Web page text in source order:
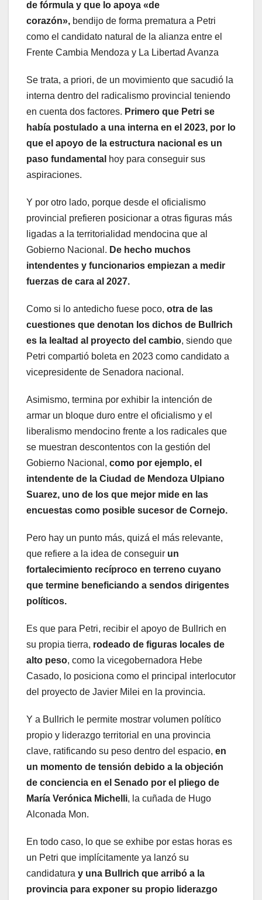
de fórmula y que lo apoya «de
corazón», bendijo de forma prematura a Petri
como el candidato natural de la alianza entre el
Frente Cambia Mendoza y La Libertad Avanza
Se trata, a priori, de un movimiento que sacudió la
interna dentro del radicalismo provincial teniendo
en cuenta dos factores. Primero que Petri se
había postulado a una interna en el 2023, por lo
que el apoyo de la estructura nacional es un
paso fundamental hoy para conseguir sus
aspiraciones.
Y por otro lado, porque desde el oficialismo
provincial prefieren posicionar a otras figuras más
ligadas a la territorialidad mendocina que al
Gobierno Nacional. De hecho muchos
intendentes y funcionarios empiezan a medir
fuerzas de cara al 2027.
Como si lo antedicho fuese poco, otra de las
cuestiones que denotan los dichos de Bullrich
es la lealtad al proyecto del cambio, siendo que
Petri compartió boleta en 2023 como candidato a
vicepresidente de Senadora nacional.
Asimismo, termina por exhibir la intención de
armar un bloque duro entre el oficialismo y el
liberalismo mendocino frente a los radicales que
se muestran descontentos con la gestión del
Gobierno Nacional, como por ejemplo, el
intendente de la Ciudad de Mendoza Ulpiano
Suarez, uno de los que mejor mide en las
encuestas como posible sucesor de Cornejo.
Pero hay un punto más, quizá el más relevante,
que refiere a la idea de conseguir un
fortalecimiento recíproco en terreno cuyano
que termine beneficiando a sendos dirigentes
políticos.
Es que para Petri, recibir el apoyo de Bullrich en
su propia tierra, rodeado de figuras locales de
alto peso, como la vicegobernadora Hebe
Casado, lo posiciona como el principal interlocutor
del proyecto de Javier Milei en la provincia.
Y a Bullrich le permite mostrar volumen político
propio y liderazgo territorial en una provincia
clave, ratificando su peso dentro del espacio, en
un momento de tensión debido a la objeción
de conciencia en el Senado por el pliego de
María Verónica Michelli, la cuñada de Hugo
Alconada Mon.
En todo caso, lo que se exhibe por estas horas es
un Petri que implícitamente ya lanzó su
candidatura y una Bullrich que arribó a la
provincia para exponer su propio liderazgo